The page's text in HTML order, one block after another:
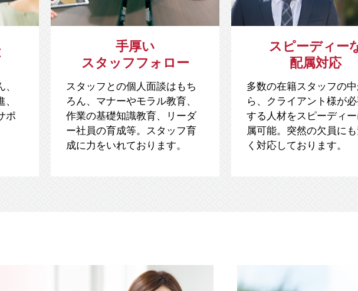
ポ
手厚い
スタッフフォロー
スタッフとの個人面談はもち
ろん、マナーやモラル教育、
作業の基礎知識教育、リーダ
ー社員の育成等。スタッフ育
成に力をいれております。
スピーディー
配属対応
多数の在籍スタッフの
ら、クライアント様が必
する人材をスピーディ
属可能。突然の欠員に
く対応しております。